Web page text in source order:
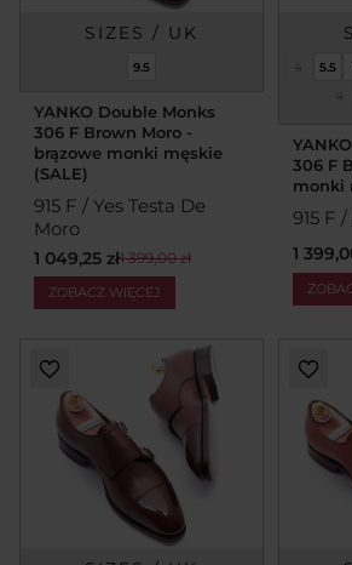
SIZES / UK
9.5
YANKO Double Monks
306 F Brown Moro -
brązowe monki męskie
(SALE)
915 F / Yes Testa De
Moro
1 049,25 zł1 399,00 zł
ZOBACZ WIĘCEJ
5 5.5
9
306 F
monki
915 F
1